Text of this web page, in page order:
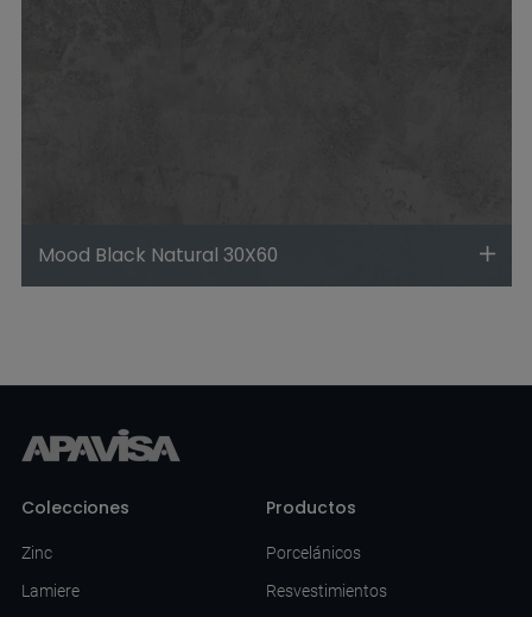
Mood Black Natural 30X60
Colecciones
Zinc
Lamiere
Productos
Porcelánicos
Resvestimientos